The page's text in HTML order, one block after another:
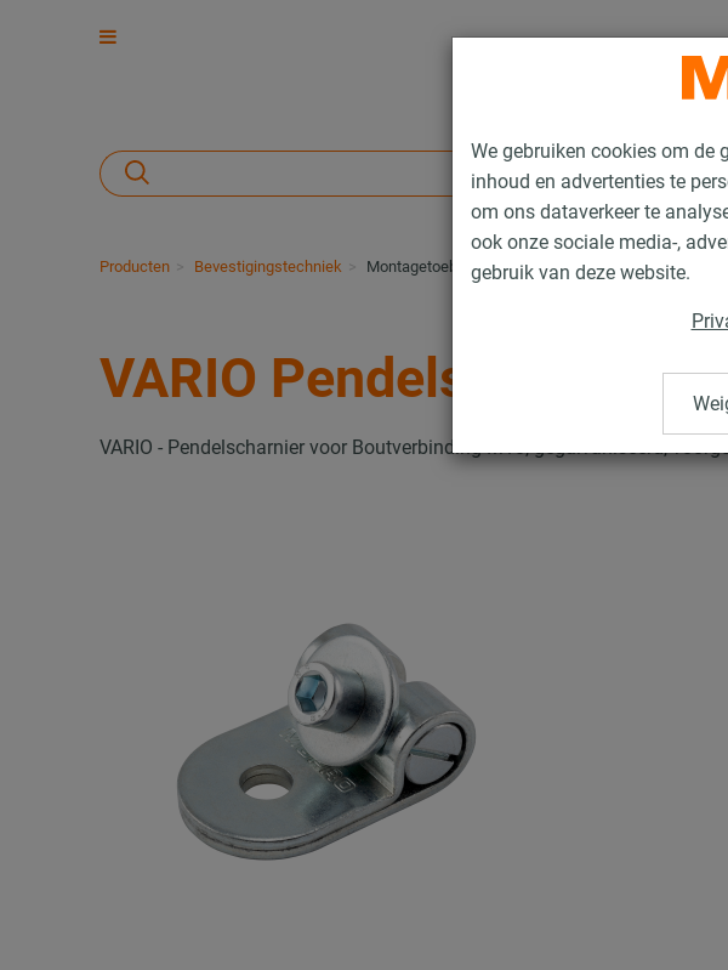
We gebruiken cookies om de
inhoud en advertenties te
om ons dataverkeer te
ook onze sociale media-,
gebruik van deze website.
Producten Bevestigingstechniek Montagetoebehoren VARIO Pendelscharnier met
VARIO Pendelscharnier
VARIO - Pendelscharnier voor Boutverbinding M10, gegalvaniseerd,